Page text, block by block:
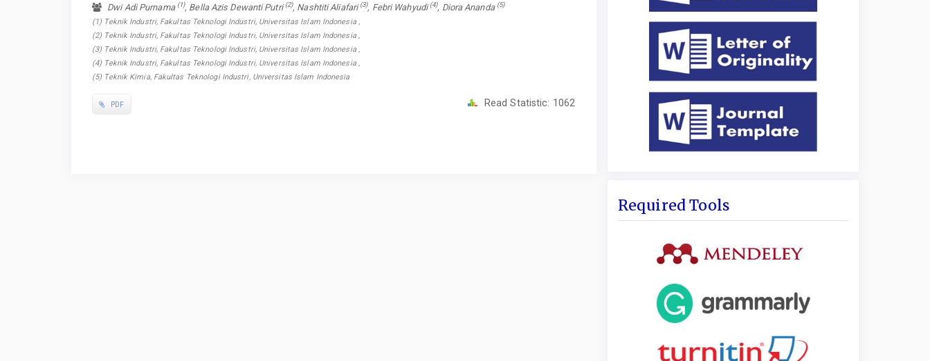
Dwi Adi Purnama (1), Bella Azis Dewanti Putri(2), Nashtiti Aliafari(3), Febri Wahyudi(4), Diora Ananda (5)
(1) Teknik Industri, Fakultas Teknologi Industri, Universitas Islam Indonesia ,
(2) Teknik Industri, Fakultas Teknologi Industri, Universitas Islam Indonesia ,
(3) Teknik Industri, Fakultas Teknologi Industri, Universitas Islam Indonesia ,
(4) Teknik Industri, Fakultas Teknologi Industri, Universitas Islam Indonesia ,
(5) Teknik Kimia, Fakultas Teknologi Industri, Universitas Islam Indonesia
PDF Read Statistic: 1062
Required Tools